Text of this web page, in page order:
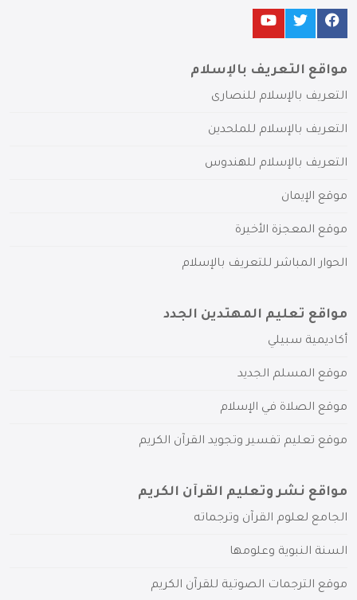
مواقع التعريف بالإسلام
التعريف بالإسلام للنصارى
التعريف بالإسلام للملحدين
التعريف بالإسلام للهندوس
موقع الإيمان
موقع المعجزة الأخيرة
الحوار المباشر للتعريف بالإسلام
مواقع تعليم المهتدين الجدد
أكاديمية سبيلي
موقع المسلم الجديد
موقع الصلاة في الإسلام
موقع تعليم تفسير وتجويد القرآن الكريم
مواقع نشر وتعليم القرآن الكريم
الجامع لعلوم القرآن وترجماته
السنة النبوية وعلومها
موقع الترجمات الصوتية للقرآن الكريم